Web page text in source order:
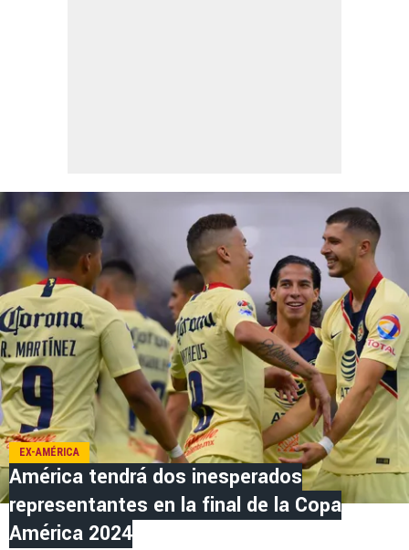
EX-AMÉRICA
América tendrá dos inesperados
representantes en la final de la Copa
América 2024